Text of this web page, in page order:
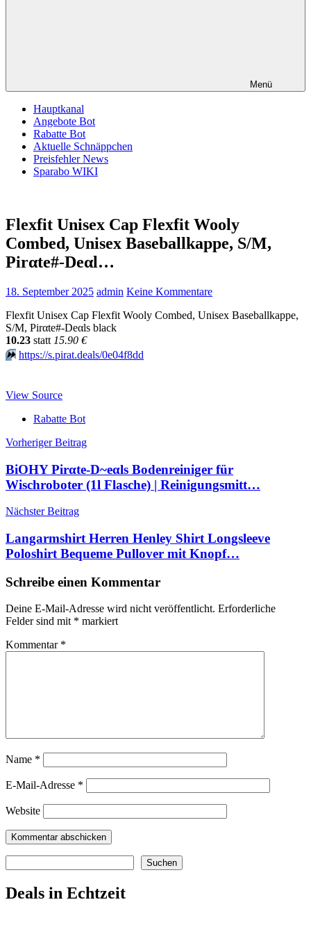
Menü
Hauptkanal
Angebote Bot
Rabatte Bot
Aktuelle Schnäppchen
Preisfehler News
Sparabo WIKI
Flexfit Unisex Cap Flexfit Wooly
Combed, Unisex Baseballkappe, S/M,
Pirαtе#-Dеαl…
18. September 2025 admin Keine Kommentare
Flexfit Unisex Cap Flexfit Wooly Combed, Unisex Baseballkappe,
S/M, Pirαtе#-Dеαls black
10.23 statt 15.90 €
⏩️ https://s.pirat.deals/0e04f8dd
View Source
Rabatte Bot
Beitragsnavigation
Vorheriger Beitrag
BiOHY Pirαtе-D~еαls Bodenreiniger für
Wischroboter (1l Flasche) | Reinigungsmitt…
Nächster Beitrag
Langarmshirt Herren Henley Shirt Longsleeve
Poloshirt Bequeme Pullover mit Knopf…
Schreibe einen Kommentar
Deine E-Mail-Adresse wird nicht veröffentlicht. Erforderliche
Felder sind mit * markiert
Kommentar *
Name *
E-Mail-Adresse *
Website
Suchen
Deals in Echtzeit